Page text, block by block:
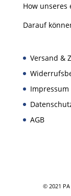
How
Darauf
Versand &
Impressum
AGB
© 2021